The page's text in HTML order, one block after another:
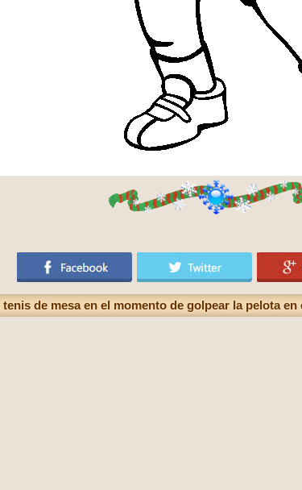
de mesa en el momento de golpear la pelota